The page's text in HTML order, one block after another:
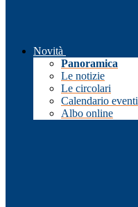
Novità
Panoramica
Le notizie
Le circolari
Calendario eventi
Albo online